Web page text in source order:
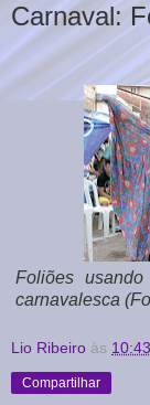
Carnaval:
Foliões
carnavalesca
Lio Ribeiro às 10:43
Compartilhar